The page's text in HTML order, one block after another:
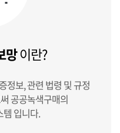
망이란?
정보, 관련 법령 및 규정
공공녹색구매의
템 입니다.